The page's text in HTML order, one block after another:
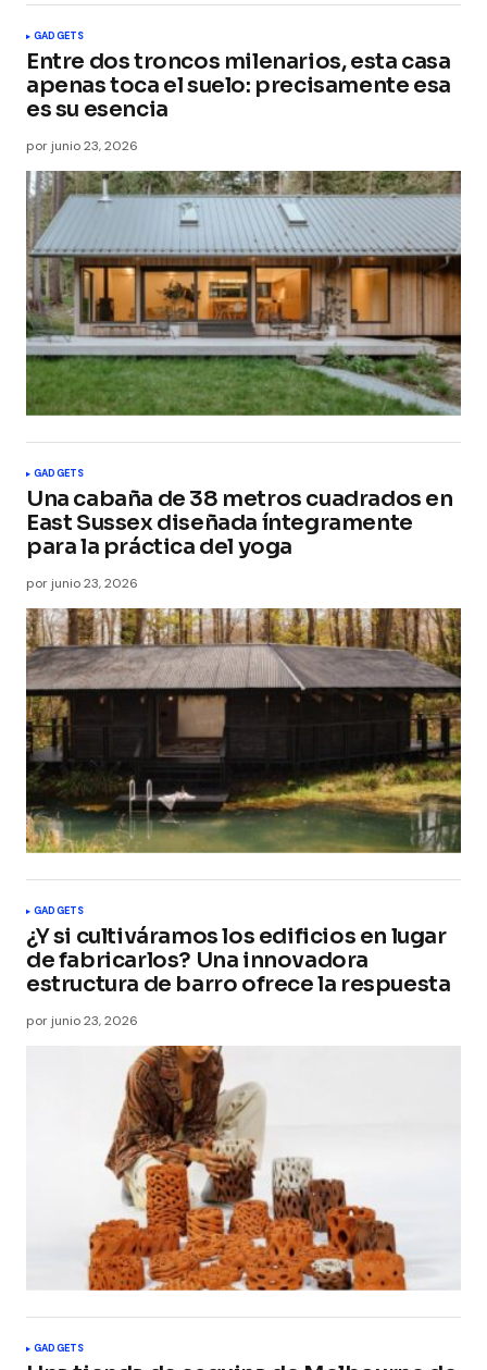
GADGETS
Entre dos troncos milenarios, esta casa
apenas toca el suelo: precisamente esa
es su esencia
por junio 23, 2026
GADGETS
Una cabaña de 38 metros cuadrados en
East Sussex diseñada íntegramente
para la práctica del yoga
por junio 23, 2026
GADGETS
¿Y si cultiváramos los edificios en lugar
de fabricarlos? Una innovadora
estructura de barro ofrece la respuesta
por junio 23, 2026
GADGETS